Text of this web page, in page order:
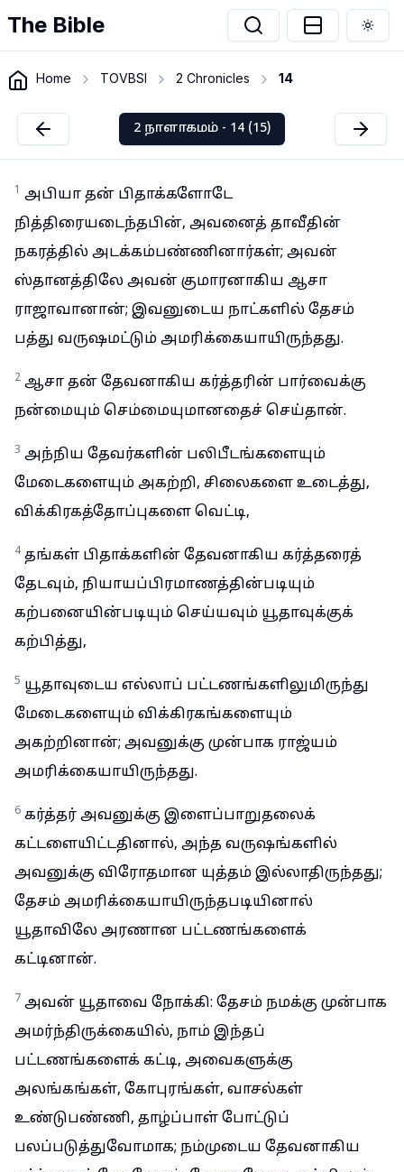
The Bible
Home TOVBSI 2 Chronicles 14
2 நாளாகமம் - 14 (15)
1 அபியா தன் பிதாக்களோடே
நித்திரையடைந்தபின், அவனைத் தாவீதின்
நகரத்தில் அடக்கம்பண்ணினார்கள்; அவன்
ஸ்தானத்திலே அவன் குமாரனாகிய ஆசா
ராஜாவானான்; இவனுடைய நாட்களில் தேசம்
பத்து வருஷமட்டும் அமரிக்கையாயிருந்தது.
2 ஆசா தன் தேவனாகிய கர்த்தரின் பார்வைக்கு
நன்மையும் செம்மையுமானதைச் செய்தான்.
3 அந்நிய தேவர்களின் பலிபீடங்களையும்
மேடைகளையும் அகற்றி, சிலைகளை உடைத்து,
விக்கிரகத்தோப்புகளை வெட்டி,
4 தங்கள் பிதாக்களின் தேவனாகிய கர்த்தரைத்
தேடவும், நியாயப்பிரமாணத்தின்படியும்
கற்பனையின்படியும் செய்யவும் யூதாவுக்குக்
கற்பித்து,
5 யூதாவுடைய எல்லாப் பட்டணங்களிலுமிருந்து
மேடைகளையும் விக்கிரகங்களையும்
அகற்றினான்; அவனுக்கு முன்பாக ராஜ்யம்
அமரிக்கையாயிருந்தது.
6 கர்த்தர் அவனுக்கு இளைப்பாறுதலைக்
கட்டளையிட்டதினால், அந்த வருஷங்களில்
அவனுக்கு விரோதமான யுத்தம் இல்லாதிருந்தது;
தேசம் அமரிக்கையாயிருந்தபடியினால்
யூதாவிலே அரணான பட்டணங்களைக்
கட்டினான்.
7 அவன் யூதாவை நோக்கி: தேசம் நமக்கு முன்பாக
அமர்ந்திருக்கையில், நாம் இந்தப்
பட்டணங்களைக் கட்டி, அவைகளுக்கு
அலங்கங்கள், கோபுரங்கள், வாசல்கள்
உண்டுபண்ணி, தாழ்ப்பாள் போட்டுப்
பலப்படுத்துவோமாக; நம்முடைய தேவனாகிய